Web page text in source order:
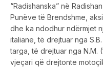
“Radishanska” në
Punëve të Brendshme,
dhe ka ndodhur ndërmjet
italiane, të drejtuar nga
targa, të drejtuar nga N.M.
vjeçari që drejtonte